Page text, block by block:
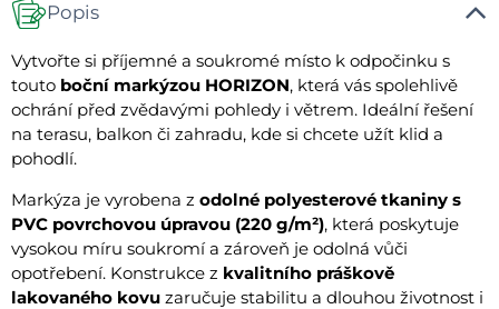
Popis
Vytvořte si příjemné a soukromé místo k odpočinku s
touto boční markýzou HORIZON, která vás spolehlivě
ochrání před zvědavými pohledy i větrem. Ideální řešení
na terasu, balkon či zahradu, kde si chcete užít klid a
pohodlí.
Markýza je vyrobena z odolné polyesterové tkaniny s
PVC povrchovou úpravou (220 g/m²), která poskytuje
vysokou míru soukromí a zároveň je odolná vůči
opotřebení. Konstrukce z kvalitního práškově
lakovaného kovu zaručuje stabilitu a dlouhou životnost i